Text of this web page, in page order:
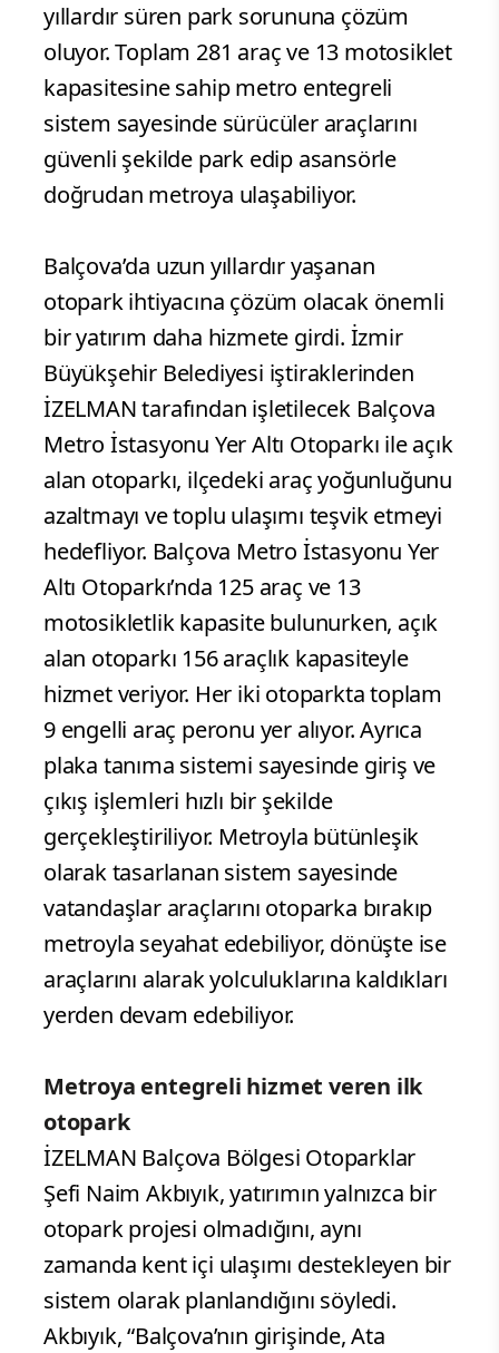
yıllardır süren park sorununa çözüm
oluyor. Toplam 281 araç ve 13 motosiklet
kapasitesine sahip metro entegreli
sistem sayesinde sürücüler araçlarını
güvenli şekilde park edip asansörle
doğrudan metroya ulaşabiliyor.
Balçova’da uzun yıllardır yaşanan
otopark ihtiyacına çözüm olacak önemli
bir yatırım daha hizmete girdi. İzmir
Büyükşehir Belediyesi iştiraklerinden
İZELMAN tarafından işletilecek Balçova
Metro İstasyonu Yer Altı Otoparkı ile açık
alan otoparkı, ilçedeki araç yoğunluğunu
azaltmayı ve toplu ulaşımı teşvik etmeyi
hedefliyor. Balçova Metro İstasyonu Yer
Altı Otoparkı’nda 125 araç ve 13
motosikletlik kapasite bulunurken, açık
alan otoparkı 156 araçlık kapasiteyle
hizmet veriyor. Her iki otoparkta toplam
9 engelli araç peronu yer alıyor. Ayrıca
plaka tanıma sistemi sayesinde giriş ve
çıkış işlemleri hızlı bir şekilde
gerçekleştiriliyor. Metroyla bütünleşik
olarak tasarlanan sistem sayesinde
vatandaşlar araçlarını otoparka bırakıp
metroyla seyahat edebiliyor, dönüşte ise
araçlarını alarak yolculuklarına kaldıkları
yerden devam edebiliyor.
Metroya entegreli hizmet veren ilk
otopark
İZELMAN Balçova Bölgesi Otoparklar
Şefi Naim Akbıyık, yatırımın yalnızca bir
otopark projesi olmadığını, aynı
zamanda kent içi ulaşımı destekleyen bir
sistem olarak planlandığını söyledi.
Akbıyık, “Balçova’nın girişinde, Ata